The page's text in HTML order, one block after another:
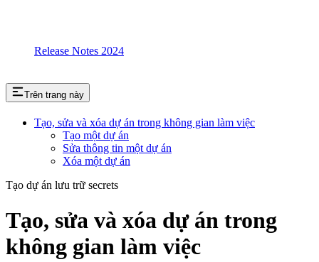
Release Notes 2024
Trên trang này
Tạo, sửa và xóa dự án trong không gian làm việc
Tạo một dự án
Sửa thông tin một dự án
Xóa một dự án
Tạo dự án lưu trữ secrets
Tạo, sửa và xóa dự án trong
không gian làm việc